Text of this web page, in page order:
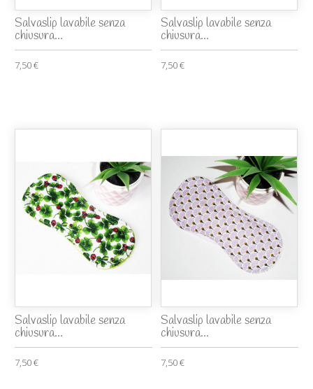
Salvaslip lavabile senza
chiusura...
7,50 €
Salvaslip lavabile senza
chiusura...
7,50 €
Salvaslip lavabile senza
chiusura...
7,50 €
Salvaslip lavabile senza
chiusura...
7,50 €